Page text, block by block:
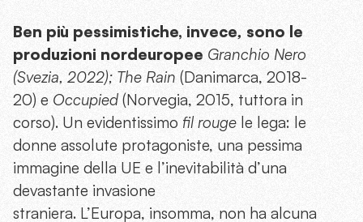
Ben più pessimistiche, invece, sono le
produzioni nordeuropee Granchio Nero
(Svezia, 2022); The Rain (Danimarca, 2018-
20) e Occupied (Norvegia, 2015, tuttora in
corso). Un evidentissimo fil rouge le lega: le
donne assolute protagoniste, una pessima
immagine della UE e l’inevitabilità d’una
devastante invasione
straniera. L’Europa, insomma, non ha alcuna